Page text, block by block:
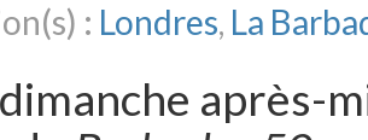
: Londres, La
après-